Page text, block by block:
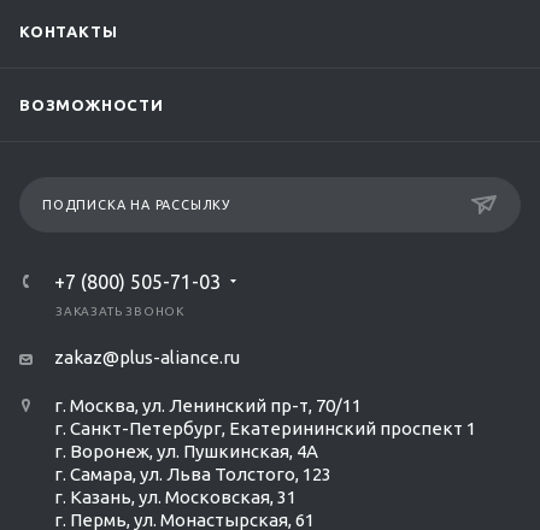
КОНТАКТЫ
ВОЗМОЖНОСТИ
ПОДПИСКА НА РАССЫЛКУ
+7 (800) 505-71-03
ЗАКАЗАТЬ ЗВОНОК
zakaz@plus-aliance.ru
г. Москва, ул. Ленинский пр-т, 70/11
г. Санкт-Петербург, Екатерининский проспект 1
г. Воронеж, ул. Пушкинская, 4А
г. Самара, ул. Льва Толстого, 123
г. Казань, ул. Московская, 31
г. Пермь, ул. Монастырская, 61